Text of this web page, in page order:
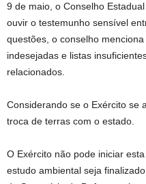
9 de maio, o Conselho
ouvir o testemunho sensível
questões, o conselho
indesejadas e listas
relacionados.
Considerando se o Exército se
troca de terras com o estado.
O Exército não pode iniciar
estudo ambiental seja